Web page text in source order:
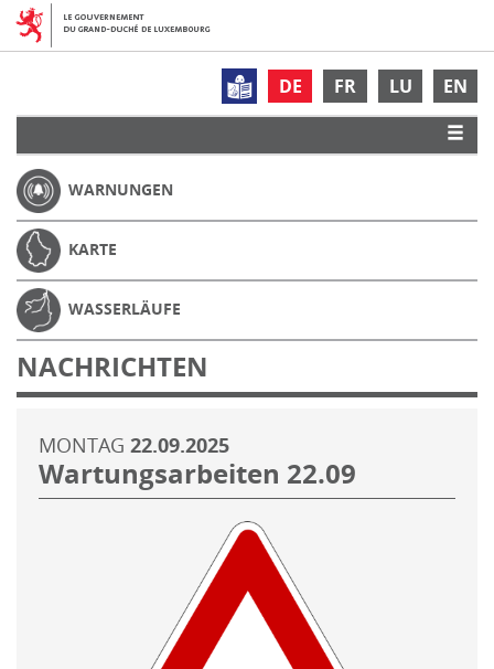
DE FR LU EN
WARNUNGEN
KARTE
WASSERLÄUFE
NACHRICHTEN
MONTAG 22.09.2025
Wartungsarbeiten 22.09